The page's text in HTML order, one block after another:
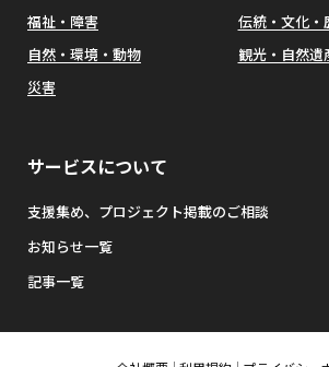
福祉・障害
伝統・文化・
自然・環境・動物
観光・自然遺
災害
サービスについて
支援集め、プロジェクト掲載のご相談
お知らせ一覧
記事一覧